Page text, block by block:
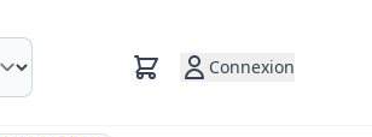
Connexion